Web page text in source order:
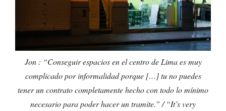
Jon : “Conseguir espacios en el centro de Lima es muy
complicado por informalidad porque […] tu no puedes
tener un contrato completamente hecho con todo lo mínimo
necesario para poder hacer un tramite.” / “It’s very